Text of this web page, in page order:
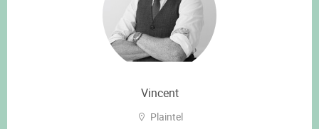
Vincent
Plaintel